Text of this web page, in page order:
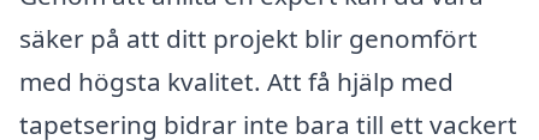
säker på att ditt projekt blir genomfört
med högsta kvalitet. Att få hjälp med
tapetsering bidrar inte bara till ett vackert